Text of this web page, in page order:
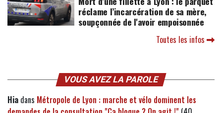
réclame l’incarcération de sa mère,
soupçonnée de l'avoir empoisonnée
Toutes les infos
VOUS AVEZ LA PAROLE
Hia dans Métropole de Lyon : marche et vélo dominent les